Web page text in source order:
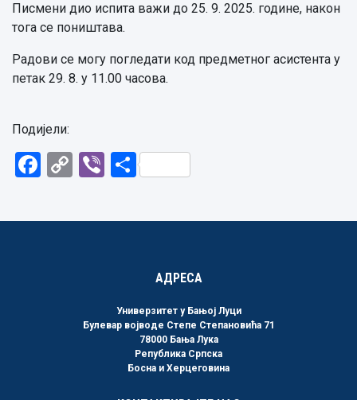
Писмени дио испита важи до 25. 9. 2025. године, након
тога се поништава.
Радови се могу погледати код предметног асистента у
петак 29. 8. у 11.00 часова.
Подијели:
Facebook
CopyViberShare
АДРЕСА
Универзитет у Бањој Луци
Булевар војводе Степе Степановића 71
78000 Бања Лука
Република Српска
Босна и Херцеговина